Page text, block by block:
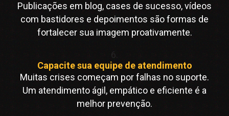
Publicações em blog, cases de sucesso, vídeos
com bastidores e depoimentos são formas de
fortalecer sua imagem proativamente.
Capacite sua equipe de atendimento
Muitas crises começam por falhas no suporte.
Um atendimento ágil, empático e eficiente é a
melhor prevenção.